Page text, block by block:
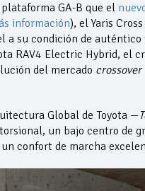
GA-B que el
información), el Yaris
a su condición de
RAV4 Electric Hybrid, el
del mercado crossover
Global de Toyota —
un bajo centro de
confort de marcha